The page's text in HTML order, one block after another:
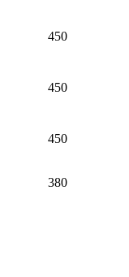
450
450
450
380